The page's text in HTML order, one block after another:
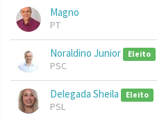
Magno
PT
Noraldino Junior Eleito
PSC
Delegada Sheila Eleito
PSL